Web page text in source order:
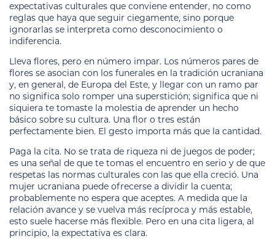
expectativas culturales que conviene entender, no como
reglas que haya que seguir ciegamente, sino porque
ignorarlas se interpreta como desconocimiento o
indiferencia.
Lleva flores, pero en número impar. Los números pares de
flores se asocian con los funerales en la tradición ucraniana
y, en general, de Europa del Este, y llegar con un ramo par
no significa solo romper una superstición; significa que ni
siquiera te tomaste la molestia de aprender un hecho
básico sobre su cultura. Una flor o tres están
perfectamente bien. El gesto importa más que la cantidad.
Paga la cita. No se trata de riqueza ni de juegos de poder;
es una señal de que te tomas el encuentro en serio y de que
respetas las normas culturales con las que ella creció. Una
mujer ucraniana puede ofrecerse a dividir la cuenta;
probablemente no espera que aceptes. A medida que la
relación avance y se vuelva más recíproca y más estable,
esto suele hacerse más flexible. Pero en una cita ligera, al
principio, la expectativa es clara.